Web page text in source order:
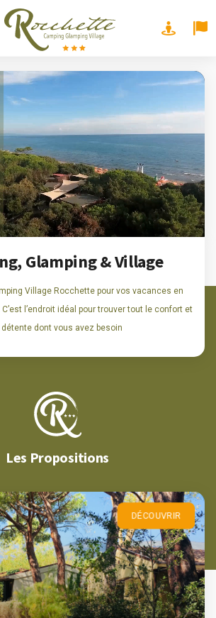
Glamping & Village
Village Rocchette pour vos vacances en
l’endroit idéal pour trouver tout le confort et
détente dont vous avez besoin
Les Propositions
DÉCOUVRIR